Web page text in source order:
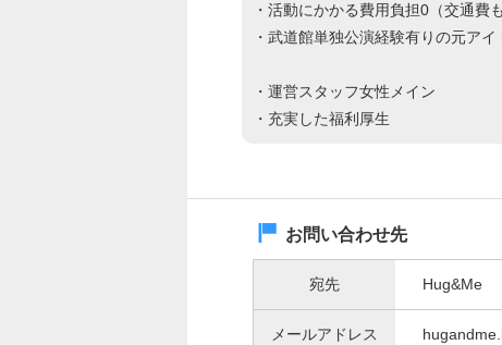
・活動にかかる費用負担0（交通費
・武道館単独公演経験有りの元ア
・運営スタッフ女性メイン
・充実した福利厚生
お問い合わせ先
宛先 Hug&Me
メールアドレス